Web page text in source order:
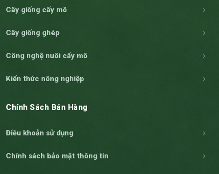
Cây giống cấy mô
Cây giống ghép
Công nghệ nuôi cấy mô
Kiến thức nông nghiệp
Chính Sách Bán Hàng
Điều khoản sử dụng
Chính sách bảo mật thông tin